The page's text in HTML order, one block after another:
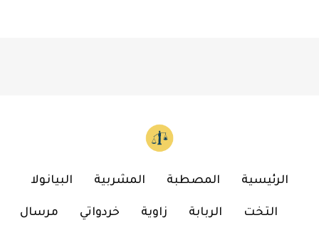
الرئيسية المصطبة المشربية البيانولا
التخت الربابة زاوية خردواتي مرسال